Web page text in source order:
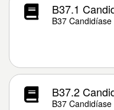
B37.1
B37 Candidíase
B37.2
B37 Candidíase